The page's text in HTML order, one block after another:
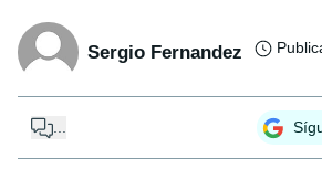
Sergio Fernandez
...